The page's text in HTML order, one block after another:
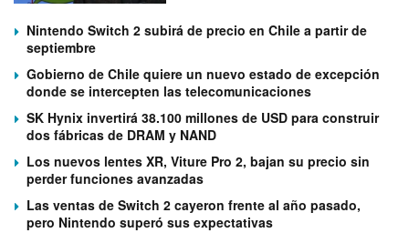
Nintendo Switch 2 subirá de precio en Chile a partir de
septiembre
Gobierno de Chile quiere un nuevo estado de excepción
donde se intercepten las telecomunicaciones
SK Hynix invertirá 38.100 millones de USD para construir
dos fábricas de DRAM y NAND
Los nuevos lentes XR, Viture Pro 2, bajan su precio sin
perder funciones avanzadas
Las ventas de Switch 2 cayeron frente al año pasado,
pero Nintendo superó sus expectativas